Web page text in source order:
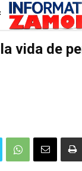
vida de